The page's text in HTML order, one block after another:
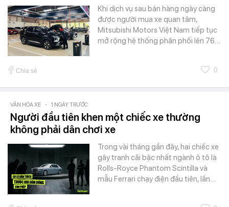
Khi dịch vụ sau bán hàng ngày càng
được người mua xe quan tâm,
Mitsubishi Motors Việt Nam tiếp tục
mở rộng hệ thống phân phối lên 76…
Chia sẻ 0
VĂN HÓA XE - 1 NGÀY TRƯỚC
Người đầu tiên khen một chiếc xe thường
không phải dân chơi xe
Trong vài tháng gần đây, hai chiếc xe
gây tranh cãi bậc nhất ngành ô tô là
Rolls-Royce Phantom Scintilla và
mẫu Ferrari chạy điện đầu tiên, lần…